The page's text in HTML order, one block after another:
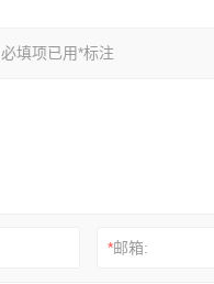
必填项已用*标注
*邮箱: